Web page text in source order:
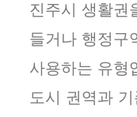
진주시 생활권
들거나 행정구
사용하는 유형
도시 권역과